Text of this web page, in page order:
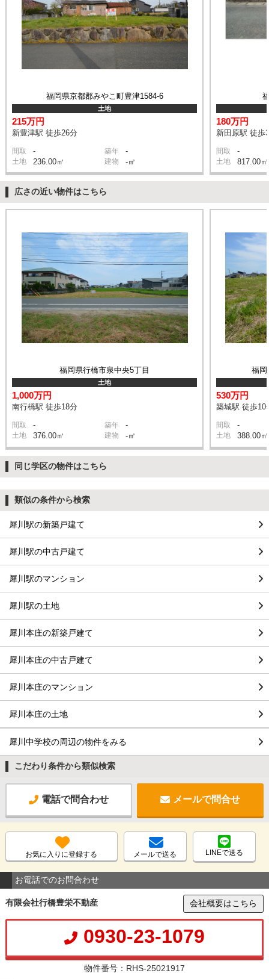
福岡県京都郡みやこ町豊津1584-6
土地
215万円
新豊津駅 徒歩26分
間取 - 築年 -
土地 236.00㎡ 建物 -㎡
180万円
新田原駅 徒歩
間取 -
土地 817.00㎡
広さの近い物件はこちら
福岡県行橋市泉中央5丁目
土地
1,000万円
南行橋駅 徒歩18分
間取 - 築年 -
土地 376.00㎡ 建物 -㎡
福岡
530万円
築城駅 徒歩10
間取 -
土地 388.00㎡
同じ学区の物件はこちら
類似の条件から検索
犀川駅の新築戸建て
犀川駅の中古戸建て
犀川駅のマンション
犀川駅の土地
犀川本庄の新築戸建て
犀川本庄の中古戸建て
犀川本庄のマンション
犀川本庄の土地
犀川中学校の周辺の物件をみる
こだわり条件から類似検索
電話で問合わせ メールで問合せ
お気に入りに登録する メールで送る LINEで送る
お電話でのお問合わせ
有限会社行橋豊栄不動産 会社概要はこちら
0930-23-1079
物件番号：RHS-25021917